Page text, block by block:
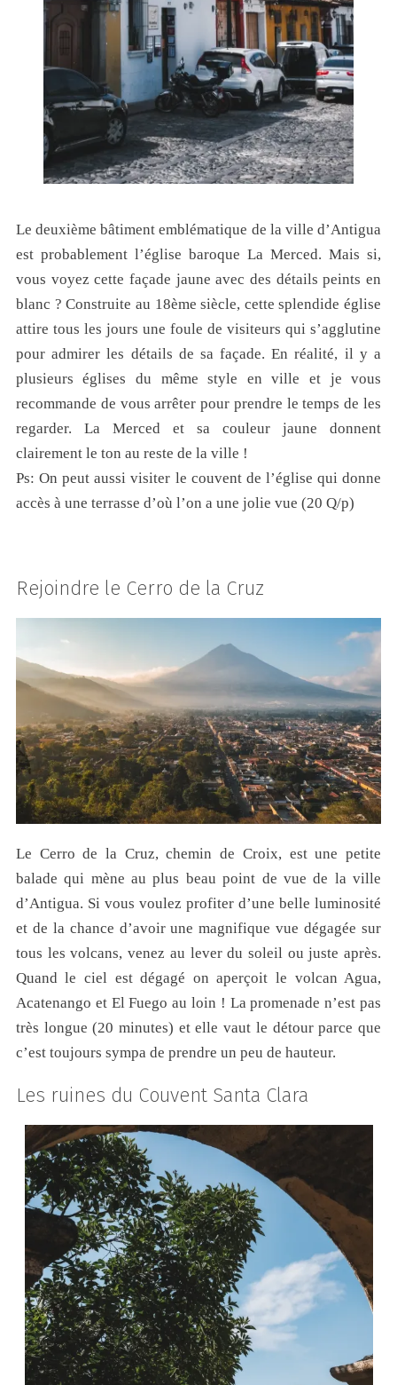
Le deuxième bâtiment emblématique de la ville d’Antigua
est probablement l’église baroque La Merced. Mais si,
vous voyez cette façade jaune avec des détails peints en
blanc ? Construite au 18ème siècle, cette splendide église
attire tous les jours une foule de visiteurs qui s’agglutine
pour admirer les détails de sa façade. En réalité, il y a
plusieurs églises du même style en ville et je vous
recommande de vous arrêter pour prendre le temps de les
regarder. La Merced et sa couleur jaune donnent
clairement le ton au reste de la ville !
Ps: On peut aussi visiter le couvent de l’église qui donne
accès à une terrasse d’où l’on a une jolie vue (20 Q/p)
Rejoindre le Cerro de la Cruz
Le Cerro de la Cruz, chemin de Croix, est une petite
balade qui mène au plus beau point de vue de la ville
d’Antigua. Si vous voulez profiter d’une belle luminosité
et de la chance d’avoir une magnifique vue dégagée sur
tous les volcans, venez au lever du soleil ou juste après.
Quand le ciel est dégagé on aperçoit le volcan Agua,
Acatenango et El Fuego au loin ! La promenade n’est pas
très longue (20 minutes) et elle vaut le détour parce que
c’est toujours sympa de prendre un peu de hauteur.
Les ruines du Couvent Santa Clara